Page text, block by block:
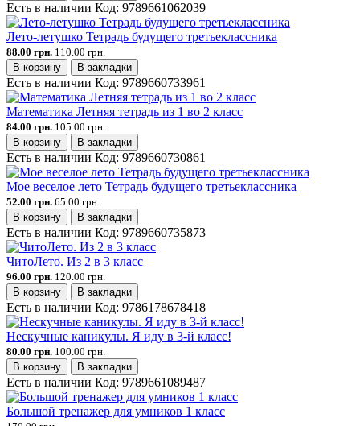
Есть в наличии Код: 9789661062039
Лето-летушко Тетрадь будущего третьеклассника
88.00 грн. 110.00 грн.
В корзину
В закладки
Есть в наличии Код: 9789660733961
Математика Летняя тетрадь из 1 во 2 класс
84.00 грн. 105.00 грн.
В корзину
В закладки
Есть в наличии Код: 9789660730861
Мое веселое лето Тетрадь будущего третьеклассника
52.00 грн. 65.00 грн.
В корзину
В закладки
Есть в наличии Код: 9789660735873
ЧитоЛето. Из 2 в 3 класс
96.00 грн. 120.00 грн.
В корзину
В закладки
Есть в наличии Код: 9786178678418
Нескучные каникулы. Я иду в 3-й класс!
80.00 грн. 100.00 грн.
В корзину
В закладки
Есть в наличии Код: 9789661089487
Большой тренажер для умников 1 класс